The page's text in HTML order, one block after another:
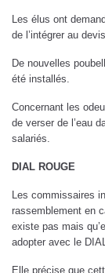
Les élus ont
de l’intégrer au devis.
De nouvelles
été installés.
Concernant les
de verser de l’eau
salariés.
DIAL ROUGE
Les commissaires
rassemblement en
existe pas mais
adopter avec le
Elle précise que